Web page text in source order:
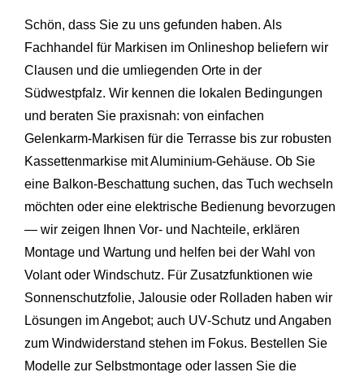
Schön, dass Sie zu uns gefunden haben. Als
Fachhandel für Markisen im Onlineshop beliefern wir
Clausen und die umliegenden Orte in der
Südwestpfalz. Wir kennen die lokalen Bedingungen
und beraten Sie praxisnah: von einfachen
Gelenkarm‑Markisen für die Terrasse bis zur robusten
Kassettenmarkise mit Aluminium‑Gehäuse. Ob Sie
eine Balkon‑Beschattung suchen, das Tuch wechseln
möchten oder eine elektrische Bedienung bevorzugen
— wir zeigen Ihnen Vor‑ und Nachteile, erklären
Montage und Wartung und helfen bei der Wahl von
Volant oder Windschutz. Für Zusatzfunktionen wie
Sonnenschutzfolie, Jalousie oder Rolladen haben wir
Lösungen im Angebot; auch UV‑Schutz und Angaben
zum Windwiderstand stehen im Fokus. Bestellen Sie
Modelle zur Selbstmontage oder lassen Sie die